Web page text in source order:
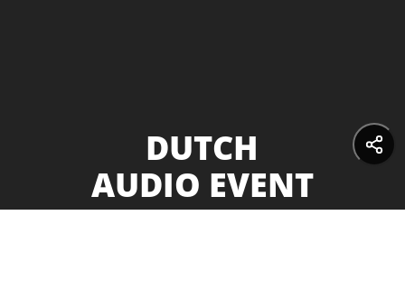
DUTCH
AUDIO EVENT
GROOTSTE